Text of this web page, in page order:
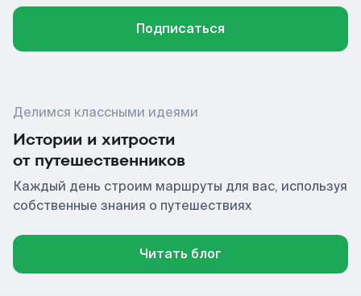
Подписаться
Делимся классными идеями
Истории и хитрости
от путешественников
Каждый день строим маршруты для вас, используя
собственные знания о путешествиях
Читать блог